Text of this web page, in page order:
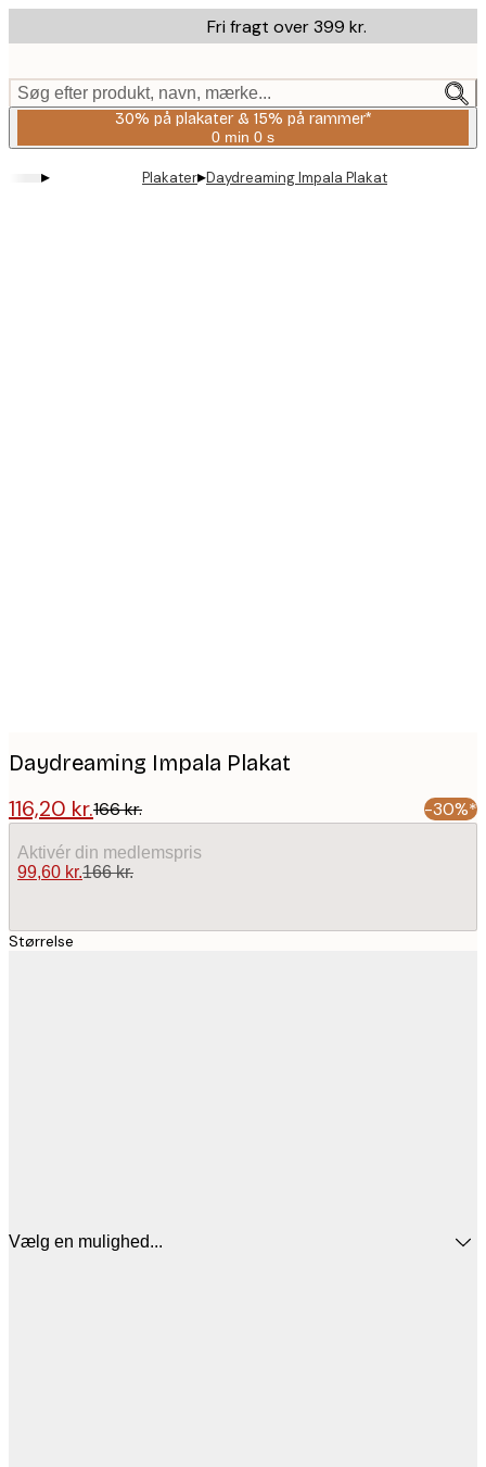
to
content.
Fri fragt over 399 kr.
Søg efter produkt, navn, mærke...
30% på plakater & 15% på rammer*
0 min 0 s
Gyldig
2026-
▸ Plakater▸Daydreaming Impala Plakat
Daydreaming Impala Plakat
116,20 kr.166 kr. -30%*
Aktivér din medlemspris
99,60 kr.166 kr.
Størrelse
Vælg en mulighed...